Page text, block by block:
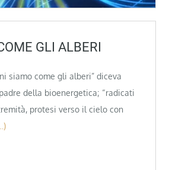
GLI ALBERI
siamo come gli alberi” diceva
della bioenergetica; “radicati
protesi verso il cielo con